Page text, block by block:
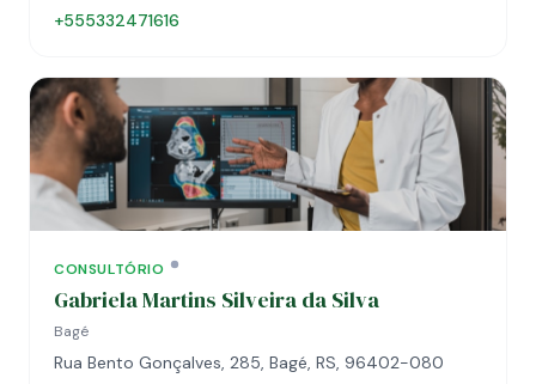
+555332471616
CONSULTÓRIO
Gabriela Martins Silveira da Silva
Bagé
Rua Bento Gonçalves, 285, Bagé, RS, 96402-080